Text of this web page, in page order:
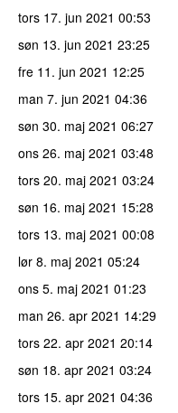
tors 17. jun 2021 00:53
søn 13. jun 2021 23:25
fre 11. jun 2021 12:25
man 7. jun 2021 04:36
søn 30. maj 2021 06:27
ons 26. maj 2021 03:48
tors 20. maj 2021 03:24
søn 16. maj 2021 15:28
tors 13. maj 2021 00:08
lør 8. maj 2021 05:24
ons 5. maj 2021 01:23
man 26. apr 2021 14:29
tors 22. apr 2021 20:14
søn 18. apr 2021 03:24
tors 15. apr 2021 04:36